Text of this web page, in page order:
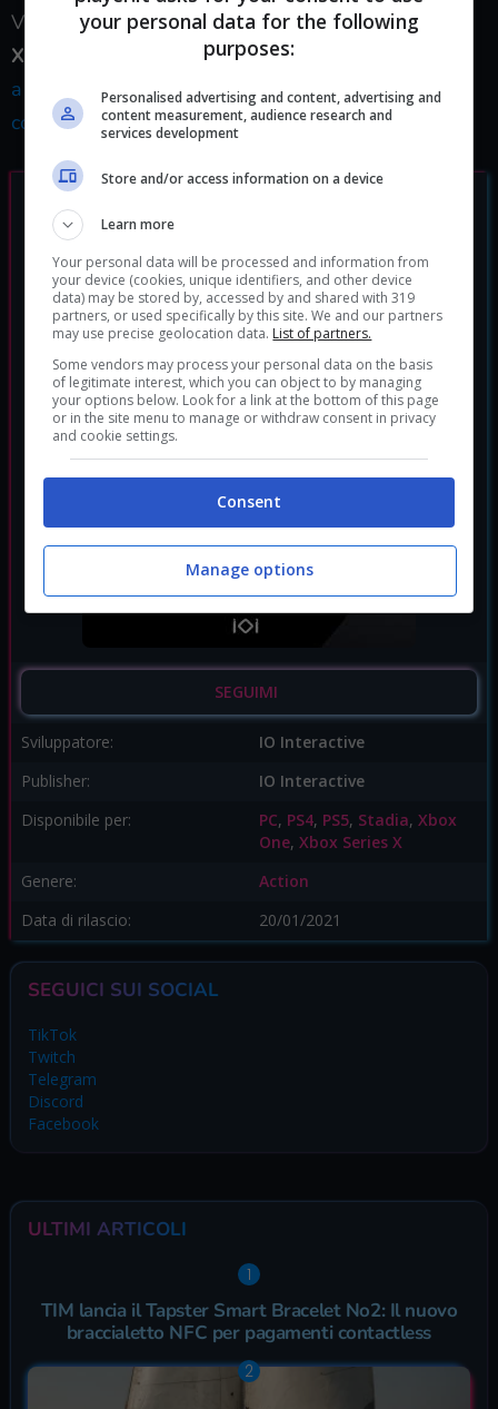
Vi ricordiamo che Hitman 3 è uscito suPS4, PS5,
Xbox Series S|X, Xbox OneePC
a cura di Michele Longobardi. Qui, invece, alguida
completa a tutti i segreti del titolo.
SEGUIMI
Sviluppatore:
IO Interactive
Publisher:
IO Interactive
Disponibile per:
PC, PS4, PS5, Stadia, Xbox
One, Xbox Series X
Genere:
Action
Data di rilascio:
20/01/2021
SEGUICI SUI SOCIAL
TikTok
Twitch
Telegram
Discord
Facebook
ULTIMI ARTICOLI
TIM lancia il Tapster Smart Bracelet No2: Il nuovo
braccialetto NFC per pagamenti contactless
your personal data for the following
purposes:
Personalised advertising and content, advertising and
content measurement, audience research and
services development
Store and/or access information on a device
Learn more
Your personal data will be processed and information from
your device (cookies, unique identifiers, and other device
data) may be stored by, accessed by and shared with 319
partners, or used specifically by this site. We and our partners
may use precise geolocation data. List of partners.
Some vendors may process your personal data on the basis
of legitimate interest, which you can object to by managing
your options below. Look for a link at the bottom of this page
or in the site menu to manage or withdraw consent in privacy
and cookie settings.
Consent
Manage options